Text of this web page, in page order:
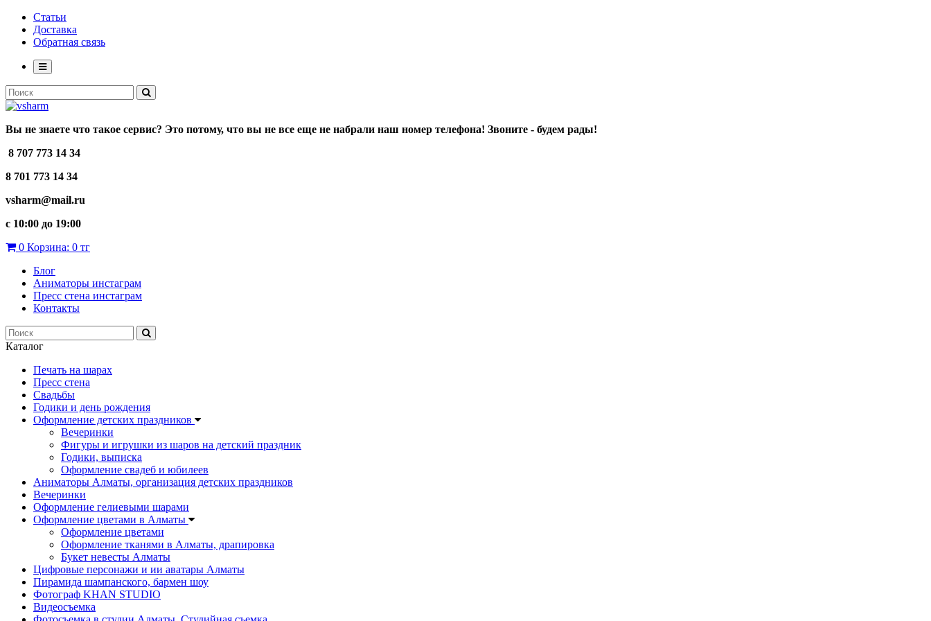
Статьи
Доставка
Обратная связь
Вы не знаете что такое сервис? Это потому, что вы не все еще не набрали наш номер телефона! Звоните - будем рады!
8 707 773 14 34
8 701 773 14 34
vsharm@mail.ru
c 10:00 до 19:00
0 Корзина: 0 тг
Блог
Аниматоры инстаграм
Пресс стена инстаграм
Контакты
Каталог
Печать на шарах
Пресс стена
Свадьбы
Годики и день рождения
Оформление детских праздников
Вечеринки
Фигуры и игрушки из шаров на детский праздник
Годики, выписка
Оформление свадеб и юбилеев
Аниматоры Алматы, организация детских праздников
Вечеринки
Оформление гелиевыми шарами
Оформление цветами в Алматы
Оформление цветами
Оформление тканями в Алматы, драпировка
Букет невесты Алматы
Цифровые персонажи и ии аватары Алматы
Пирамида шампанского, бармен шоу
Фотограф KHAN STUDIO
Видеосъемка